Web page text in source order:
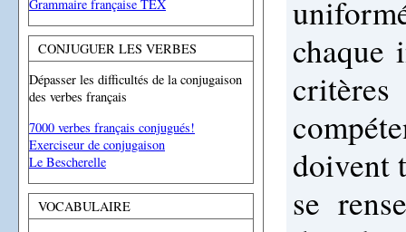
Grammaire française TEX
CONJUGUER LES VERBES
Dépasser les difficultés de la conjugaison
des verbes français
7000 verbes français conjugués!
Exerciseur de conjugaison
Le Bescherelle
VOCABULAIRE
chaque
doivent
se